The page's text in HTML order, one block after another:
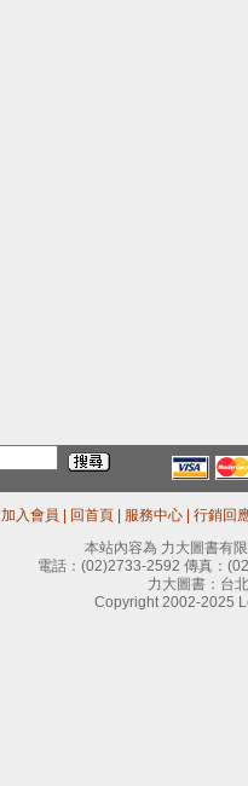
加入會員 回首頁 服務中心
行銷回
本站內容為 力大圖書有
電話： (02)2733-2592 傳真：
力大圖書：台
Copyright 2002-2025